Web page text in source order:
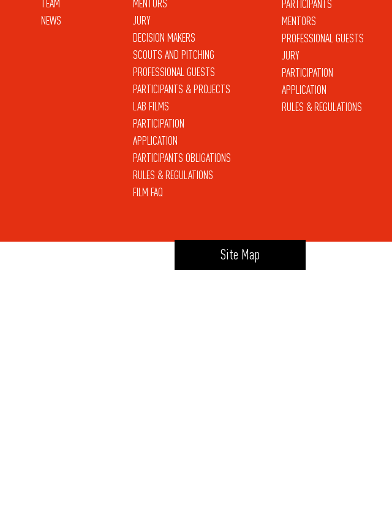
PARTICIPANTS
MENTORS
PROFESSIONAL GUESTS
JURY
PARTICIPATION
APPLICATION
RULES & REGULATIONS
MENTORS
JURY
DECISION MAKERS
SCOUTS AND PITCHING
PROFESSIONAL GUESTS
PARTICIPANTS & PROJECTS
LAB FILMS
PARTICIPATION
APPLICATION
PARTICIPANTS OBLIGATIONS
RULES & REGULATIONS
FILM FAQ
TEAM
NEWS
Site Map